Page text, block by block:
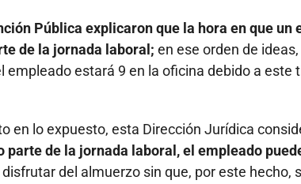
Pública explicaron que la hora en que
de la jornada laboral; en ese orden de
empleado estará 9 en la oficina debido a
en lo expuesto, esta Dirección Jurídica
parte de la jornada laboral, el empleado
del almuerzo sin que, por este